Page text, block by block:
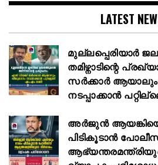
LATEST
മുല്ലപ്പെരിയാർ
തമിഴ്നാടിന്റെ
സർക്കാർ ആയാലും
നടപ്പാക്കാൻ
അര്‍ജുന്‍
പിടികൂടാന്‍